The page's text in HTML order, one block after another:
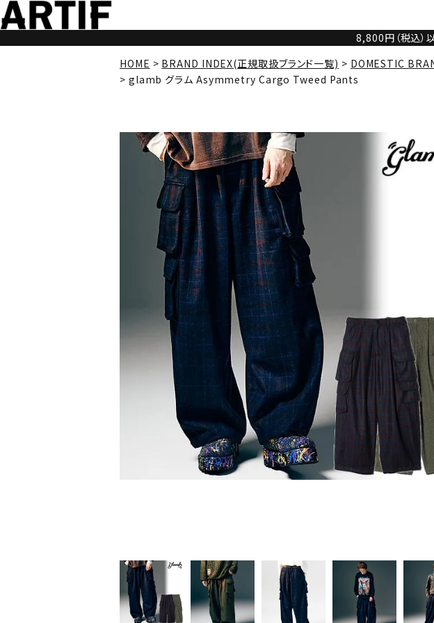
8,800円（税込）
HOME
BRAND INDEX(正規取扱ブランド一覧) DOMESTIC
glamb グラム Asymmetry Cargo Tweed Pants